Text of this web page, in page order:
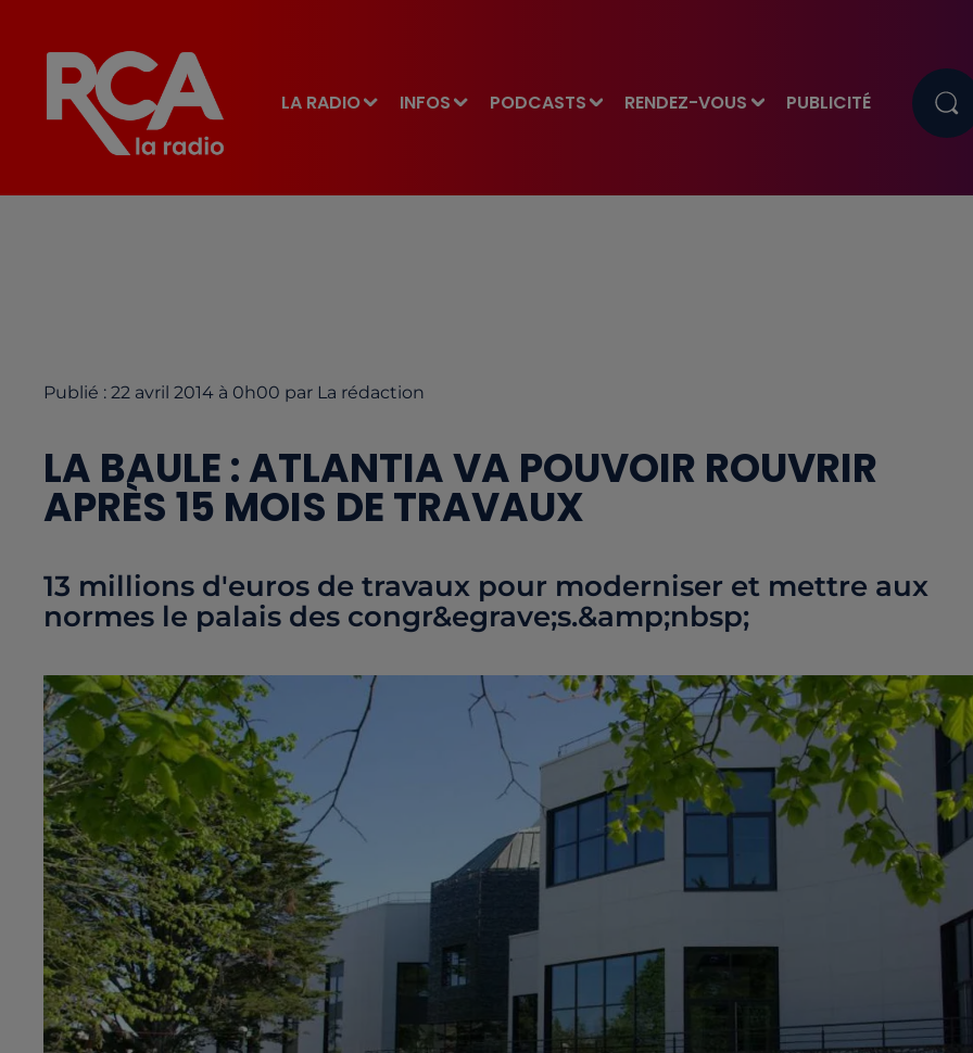
LA RADIO INFOS PODCASTS RENDEZ-VOUS PUBLICITÉ
Publié : 22 avril 2014 à 0h00 par La rédaction
LA BAULE : ATLANTIA VA POUVOIR ROUVRIR
APRÈS 15 MOIS DE TRAVAUX
13 millions d'euros de travaux pour moderniser et mettre aux
normes le palais des congr&egrave;s.&amp;nbsp;